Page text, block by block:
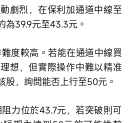
劇烈，在保利加通道中線至
為39.9元至43.3元。
想，但實際操作中難以精准
股，詢問能否上行至50元。